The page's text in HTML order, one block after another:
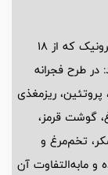
یحیوی با اشاره به اجرای طرح فجرانه کالابرگ الکترونیک که از ۱۸
در طرح فجرانه
پروتئین، ریزمغذی
گوشت قرمز،
تخم‌مرغ و
سال ۱۴۰۱ انتخاب شده و مابه‌التفاوت آن